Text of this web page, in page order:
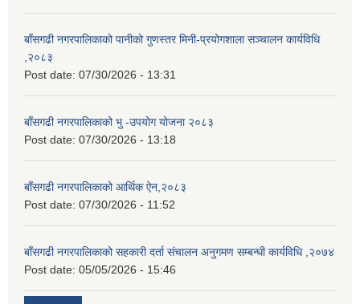
बाँसगढी नगरपालिकाको पानीको गुणस्तर मिनी-प्रयोगशाला सञ्चालन कार्यविधि
,२०८३
Post date: 07/30/2026 - 13:31
बाँसगढी नगरपालिकाको भु -उपयोग योजना २०८३
Post date: 07/30/2026 - 13:18
बाँसगढी नगरपालिकाको आर्थिक ऐन,२०८३
Post date: 07/30/2026 - 11:52
बाँसगढी नगरपालिकाको सहकारी दर्ता संचालन अनुगमण सम्बन्धी कार्यविधि ,२०७४
Post date: 05/05/2026 - 15:46